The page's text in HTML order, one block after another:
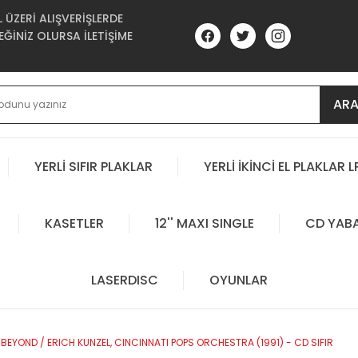
ALIŞVERİŞLERDE
OLURSA İLETİŞİME
ARA
YERLİ SIFIR PLAKLAR YERLİ İKİNCİ EL PLAKLAR
KASETLER 12'' MAXI SINGLE CD
LASERDISC OYUNLAR
/ ERICH KUNZEL, CINCINNATI POPS ORCHESTRA (1991) - CD SIFIR